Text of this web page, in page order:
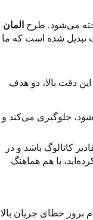
می‌شود. طرح المان
تبدیل شده است که ما
دقت بالا، دو هدف
جلوگیری می‌کند و
کاتالوگ باشد و در
با هم هماهنگ
بروز خطای جریان بالا